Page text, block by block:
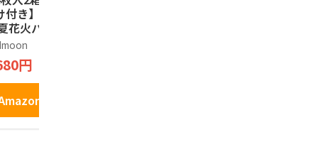
付き】ガトー 専
花火パイ 全国
大博覧会金賞 新
定 長岡花火 お
合計9枚
円
で見る